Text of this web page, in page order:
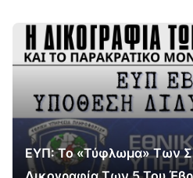
ΕΥΠ: Το «Τύφλωμα» Των